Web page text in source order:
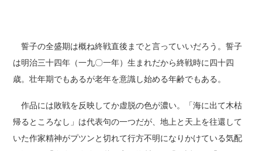
誓子の全盛期は概ね終戦直後までと言っていいだろう。誓子
は明治三十四年（一九〇一年）生まれだから終戦時に四十四
歳。壮年期でもあるが老年を意識し始める年齢でもある。
作品には敗戦を反映してか虚脱の色が濃い。「海に出て木枯
帰るところなし」は代表句の一つだが、地上と天上を往還して
いた作家精神がプツンと切れて行方不明になりかけている気配